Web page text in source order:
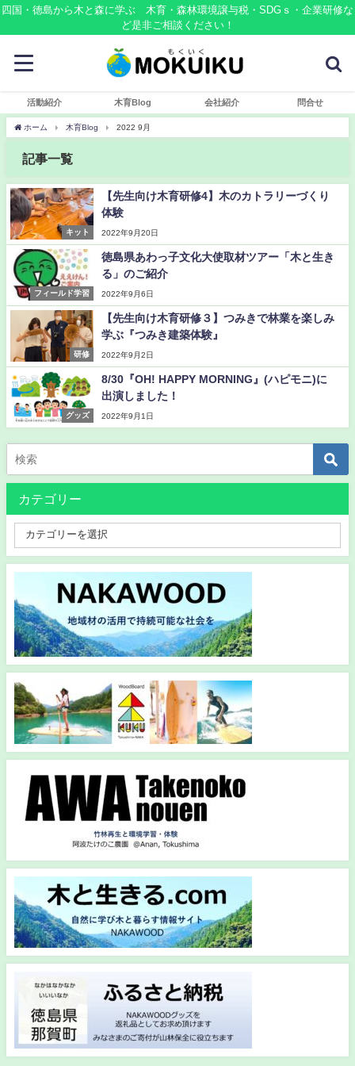
四国・徳島から木と森に学ぶ 木育・森林環境譲与税・SDGｓ・企業研修な
ど是非ご相談ください！
活動紹介 木育Blog 会社紹介 問合せ
ホーム 木育Blog 2022 9月
記事一覧
キット
【先生向け木育研修4】木のカトラリーづくり
体験
2022年9月20日
フィールド学習
徳島県あわっ子文化大使取材ツアー「木と生き
る」のご紹介
2022年9月6日
研修
【先生向け木育研修３】つみきで林業を楽しみ
学ぶ『つみき建築体験』
2022年9月2日
グッズ
8/30『OH! HAPPY MORNING』(ハピモニ)に
出演しました！
2022年9月1日
カテゴリー